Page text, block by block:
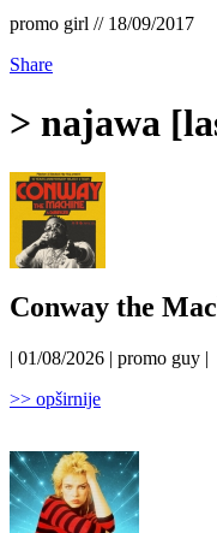
promo girl // 18/09/2017
Share
> najawa
Conway the
| 01/08/2026 | promo guy |
>> opširnije